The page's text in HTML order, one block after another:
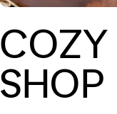
COZY
SHOP